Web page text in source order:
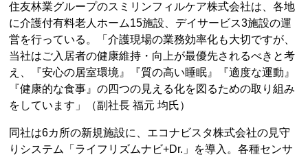
住友林業グループのスミリンフィルケア株式会社は、各地
に介護付有料老人ホーム15施設、デイサービス3施設の運
営を行っている。「介護現場の業務効率化も大切ですが、
当社はご入居者の健康維持・向上が最優先されるべきと考
え、『安心の居室環境』『質の高い睡眠』『適度な運動』
『健康的な食事』の四つの見える化を図るための取り組み
をしています」（副社長 福元 均氏）
同社は6カ所の新規施設に、エコナビスタ株式会社の見守
りシステム「ライフリズムナビ+Dr.」を導入。各種センサ